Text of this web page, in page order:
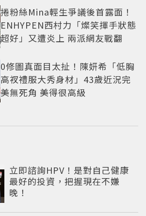
捲粉絲Mina輕生爭議後首露面！
ENHYPEN西村力「燦笑揮手狀態
超好」又遭炎上 兩派網友戰翻
0修圖真面目太扯！陳妍希「低胸
高衩禮服大秀身材」43歲近況完
美無死角 美得很高級
立即諮詢HPV！是對自己健康
最好的投資，把握現在不嫌
晚！